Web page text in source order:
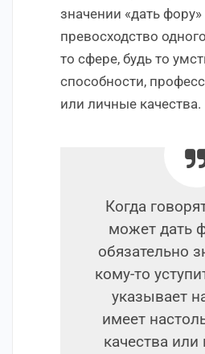
значении «дать
превосходство
то сфере, будь то
способности,
или личные качества.
Когда
может дать
обязательно
кому-то
указывает
имеет
качества